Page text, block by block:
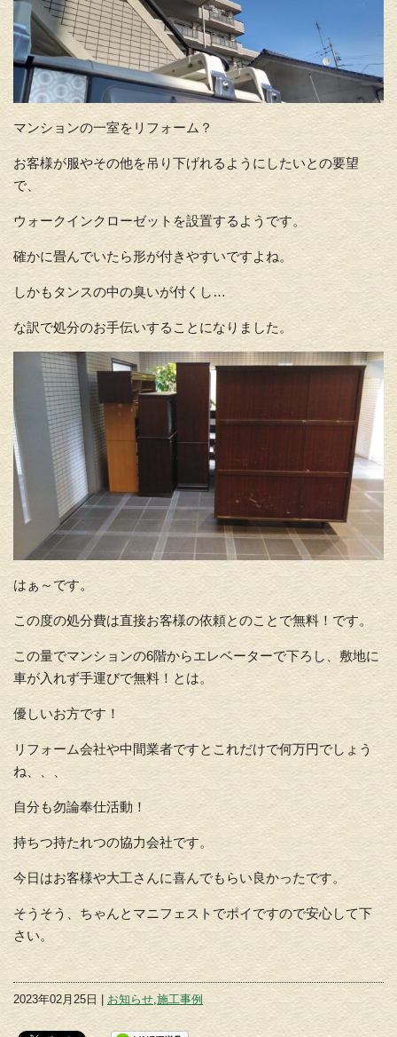
マンションの一室をリフォーム？
お客様が服やその他を吊り下げれるようにしたいとの要望
で、
ウォークインクローゼットを設置するようです。
確かに畳んでいたら形が付きやすいですよね。
しかもタンスの中の臭いが付くし…
な訳で処分のお手伝いすることになりました。
はぁ～です。
この度の処分費は直接お客様の依頼とのことで無料！です。
この量でマンションの6階からエレベーターで下ろし、敷地に
車が入れず手運びで無料！とは。
優しいお方です！
リフォーム会社や中間業者ですとこれだけで何万円でしょう
ね、、、
自分も勿論奉仕活動！
持ちつ持たれつの協力会社です。
今日はお客様や大工さんに喜んでもらい良かったです。
そうそう、ちゃんとマニフェストでポイですので安心して下
さい。
2023年02月25日 | お知らせ,施工事例